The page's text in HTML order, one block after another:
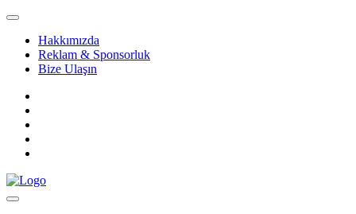
Hakkımızda
Reklam & Sponsorluk
Bize Ulaşın